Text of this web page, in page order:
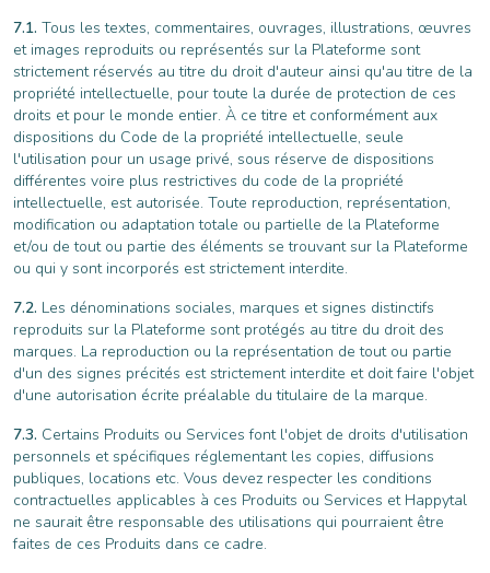
Tous les textes, commentaires, ouvrages, illustrations, œuvres
et images reproduits ou représentés sur la Plateforme sont
strictement réservés au titre du droit d'auteur ainsi qu'au titre de la
propriété intellectuelle, pour toute la durée de protection de ces
droits et pour le monde entier. À ce titre et conformément aux
dispositions du Code de la propriété intellectuelle, seule
l'utilisation pour un usage privé, sous réserve de dispositions
différentes voire plus restrictives du code de la propriété
intellectuelle, est autorisée. Toute reproduction, représentation,
modification ou adaptation totale ou partielle de la Plateforme
et/ou de tout ou partie des éléments se trouvant sur la Plateforme
ou qui y sont incorporés est strictement interdite.
Les dénominations sociales, marques et signes distinctifs
reproduits sur la Plateforme sont protégés au titre du droit des
marques. La reproduction ou la représentation de tout ou partie
d'un des signes précités est strictement interdite et doit faire l'objet
d'une autorisation écrite préalable du titulaire de la marque.
Certains Produits ou Services font l'objet de droits d'utilisation
personnels et spécifiques réglementant les copies, diffusions
publiques, locations etc. Vous devez respecter les conditions
contractuelles applicables à ces Produits ou Services et Happytal
ne saurait être responsable des utilisations qui pourraient être
faites de ces Produits dans ce cadre.